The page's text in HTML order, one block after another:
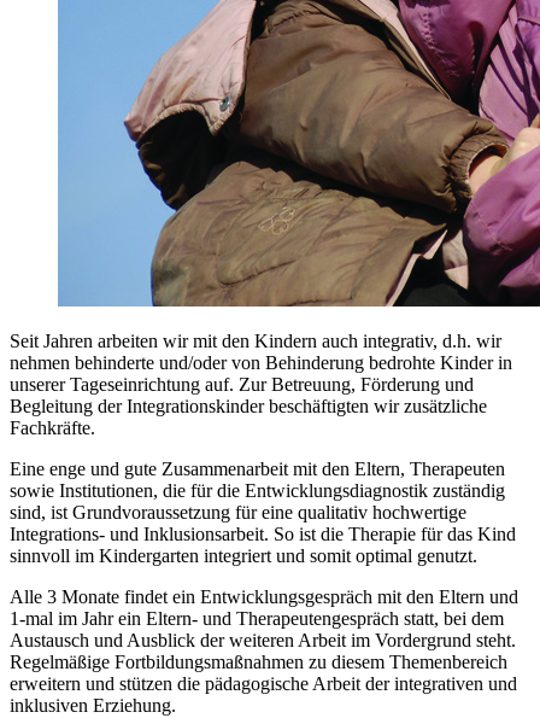
Seit Jahren arbeiten wir mit den Kindern auch integrativ, d.h. wir
nehmen behinderte und/oder von Behinderung bedrohte Kinder in
unserer Tageseinrichtung auf. Zur Betreuung, Förderung und
Begleitung der Integrationskinder beschäftigten wir zusätzliche
Fachkräfte.
Eine enge und gute Zusammenarbeit mit den Eltern, Therapeuten
sowie Institutionen, die für die Entwicklungsdiagnostik zuständig
sind, ist Grundvoraussetzung für eine qualitativ hochwertige
Integrations- und Inklusionsarbeit. So ist die Therapie für das Kind
sinnvoll im Kindergarten integriert und somit optimal genutzt.
Alle 3 Monate findet ein Entwicklungsgespräch mit den Eltern und
1-mal im Jahr ein Eltern- und Therapeutengespräch statt, bei dem
Austausch und Ausblick der weiteren Arbeit im Vordergrund steht.
Regelmäßige Fortbildungsmaßnahmen zu diesem Themenbereich
erweitern und stützen die pädagogische Arbeit der integrativen und
inklusiven Erziehung.